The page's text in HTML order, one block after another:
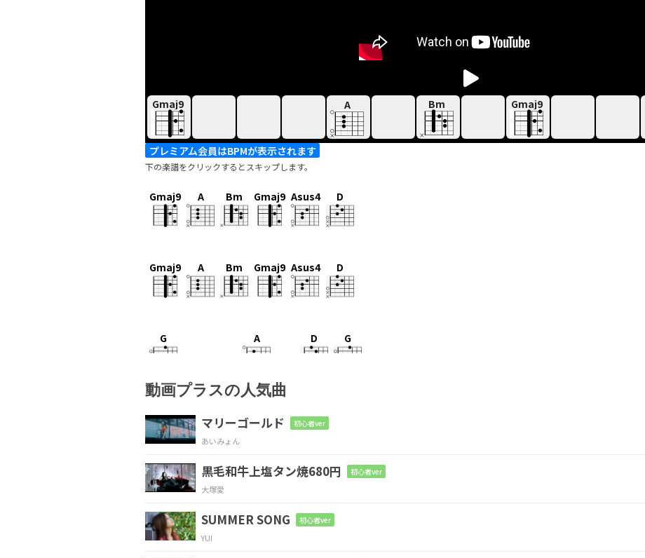
Gmaj9 A Bm Gmaj9
プレミアム会員はBPMが表示されます
下の楽譜をクリックするとスキップします。
Gmaj9 A Bm Gmaj9 Asus4 D
Gmaj9 A Bm Gmaj9 Asus4 D
G A D G
衛星 たちが見てる
G
深く眠り
A
こけた
D
街を
動画プラスの人気曲
マリーゴールド 初心者ver
あいみょん
黒毛和牛上塩タン焼680円 初心者ver
大塚愛
SUMMER SONG 初心者ver
YUI